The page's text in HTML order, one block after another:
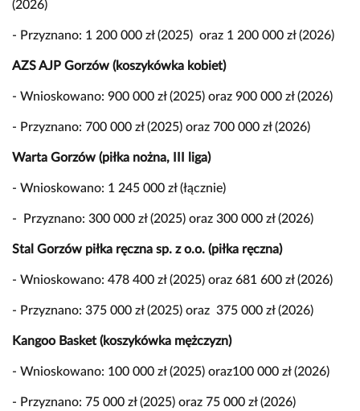
(2026)
- Przyznano: 1 200 000 zł (2025) oraz 1 200 000 zł (2026)
AZS AJP Gorzów (koszykówka kobiet)
- Wnioskowano: 900 000 zł (2025) oraz 900 000 zł (2026)
- Przyznano: 700 000 zł (2025) oraz 700 000 zł (2026)
Warta Gorzów (piłka nożna, III liga)
- Wnioskowano: 1 245 000 zł (łącznie)
- Przyznano: 300 000 zł (2025) oraz 300 000 zł (2026)
Stal Gorzów piłka ręczna sp. z o.o. (piłka ręczna)
- Wnioskowano: 478 400 zł (2025) oraz 681 600 zł (2026)
- Przyznano: 375 000 zł (2025) oraz 375 000 zł (2026)
Kangoo Basket (koszykówka mężczyzn)
- Wnioskowano: 100 000 zł (2025) oraz100 000 zł (2026)
- Przyznano: 75 000 zł (2025) oraz 75 000 zł (2026)